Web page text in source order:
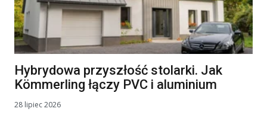
Hybrydowa przyszłość stolarki. Jak
Kömmerling łączy PVC i aluminium
28 lipiec 2026